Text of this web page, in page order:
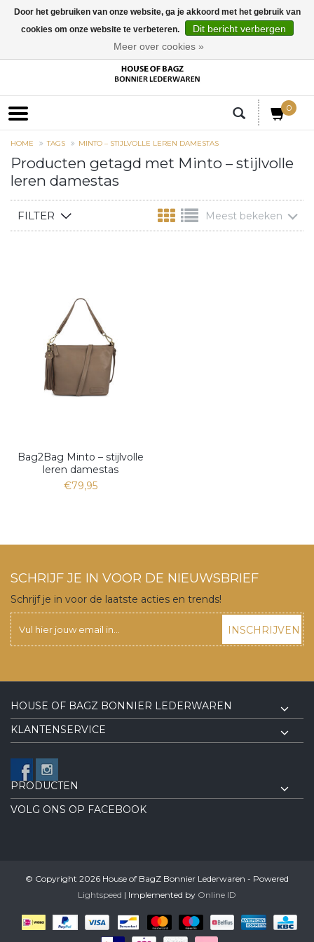
0
HOME TAGS MINTO – STIJLVOLLE LEREN DAMESTAS
Producten getagd met Minto – stijlvolle
leren damestas
FILTER Meest bekeken
Bag2Bag Minto – stijlvolle
leren damestas
€79,95
SCHRIJF JE IN VOOR DE NIEUWSBRIEF
Schrijf je in voor de laatste acties en trends!
INSCHRIJVEN
HOUSE OF BAGZ BONNIER LEDERWAREN
KLANTENSERVICE
PRODUCTEN
VOLG ONS OP FACEBOOK
© Copyright 2026 House of BagZ Bonnier Lederwaren - Powered
Lightspeed | Implemented by Online ID
Door het gebruiken van onze website, ga je akkoord met het gebruik van
cookies om onze website te verbeteren.
Dit bericht verbergen
Meer over cookies »